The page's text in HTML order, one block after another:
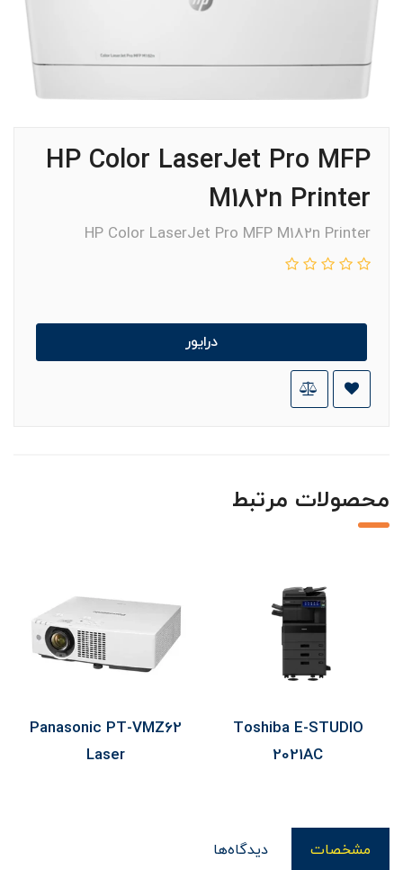
HP Color LaserJet Pro MFP
M182n Printer
HP Color LaserJet Pro MFP M182n Printer
درایور
محصولات مرتبط
Toshiba E-STUDIO
2021AC
Panasonic PT-VMZ62
Laser
مشخصات دیدگاه‌ها